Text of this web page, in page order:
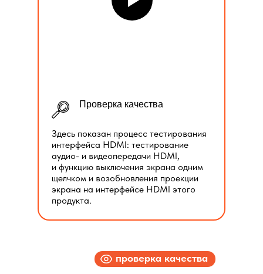
проверка качества
Проверка качества
Здесь показан процесс тестирования
интерфейса HDMI: тестирование
аудио- и видеопередачи HDMI,
и функцию выключения экрана одним
щелчком и возобновления проекции
экрана на интерфейсе HDMI этого
продукта.